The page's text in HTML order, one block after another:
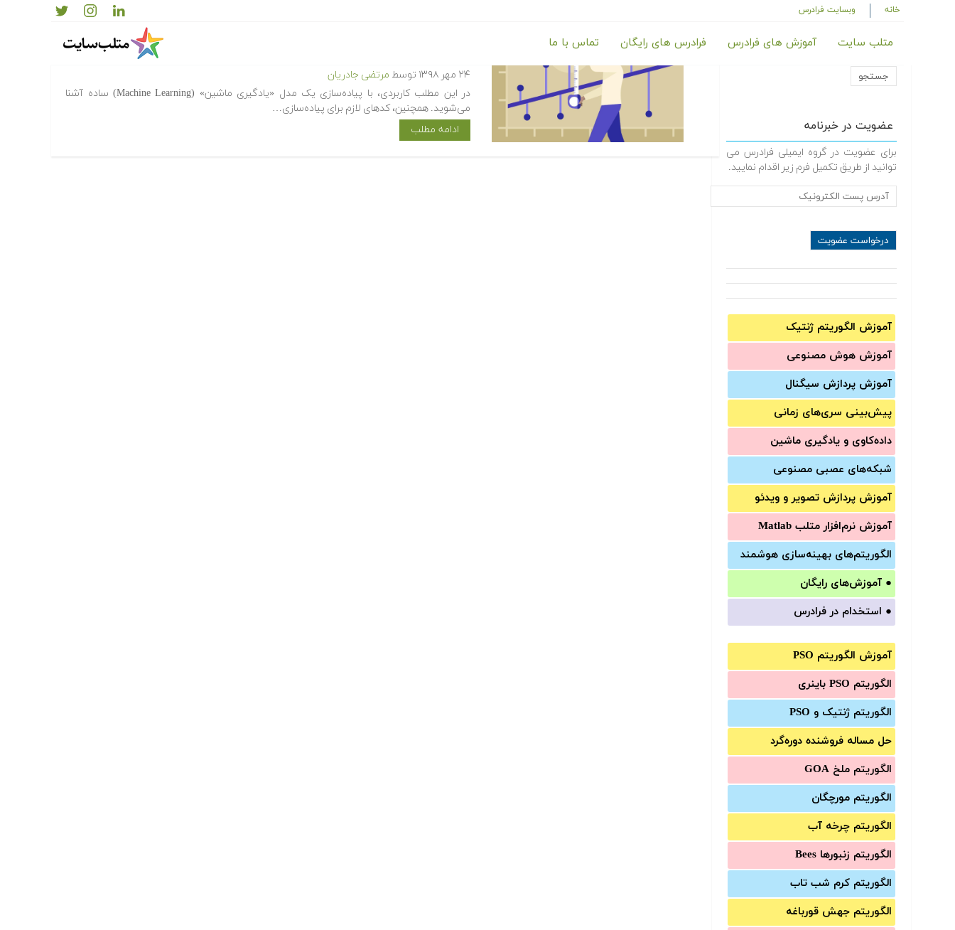
خانه وبسایت فرادرس
متلب سایت آموزش های فرادرس فرادرس های رایگان تماس با ما
عضویت در خبرنامه
برای عضویت در گروه ایمیلی فرادرس می
توانید از طریق تکمیل فرم زیر اقدام نمایید.
آموزش الگوریتم ژنتیک
آموزش‌ هوش مصنوعی
آموزش‌ پردازش سیگنال
پیش‌‌بینی سری‌‌های زمانی
داده‌کاوی و یادگیری ماشین
شبکه‌های عصبی مصنوعی
آموزش‌ پردازش تصویر و ویدئو
آموزش‌ نرم‌افزار متلب Matlab
الگوریتم‌های بهینه‌سازی هوشمند
● آموزش‌های رایگان
● استخدام در فرادرس
آموزش الگوریتم PSO
الگوریتم PSO باینری
الگوریتم ژنتیک و PSO
حل مساله فروشنده دوره‌گرد
الگوریتم ملخ GOA
الگوریتم مورچگان
الگوریتم چرخه آب
الگوریتم زنبورها Bees
الگوریتم کرم شب تاب
الگوریتم جهش قورباغه
پیاده‌سازی یک مدل ساده یادگیری ماشین در پایتون — راهنمای کاربردی
۲۴ مهر ۱۳۹۸ توسط مرتضی جادریان
در این مطلب کاربردی، با پیاده‌سازی یک مدل «یادگیری ماشین» (Machine Learning) ساده آشنا
می‌شوید. همچنین، کدهای لازم برای پیاده‌سازی…
ادامه مطلب